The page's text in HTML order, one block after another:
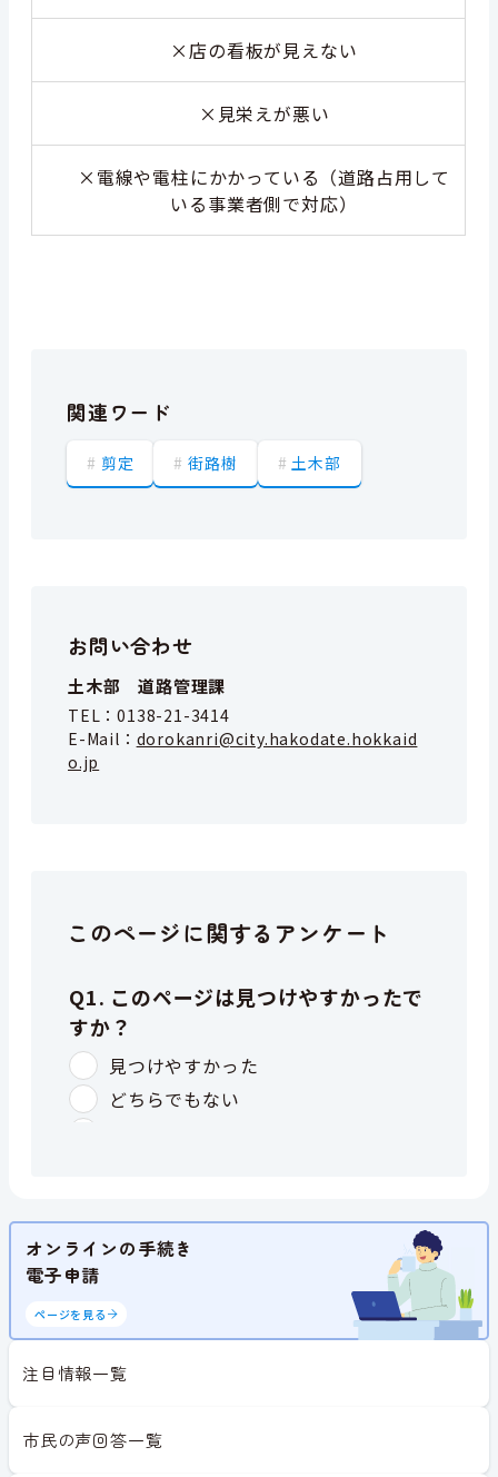
×店の看板が見えない
× 見栄えが悪い
× 電線や電柱にかかっている（道路占用して
いる事業者側で対応）
関連ワード
剪定 街路樹 土木部
お問い合わせ
土木部 道路管理課
TEL：0138-21-3414
E-Mail： dorokanri@city.hakodate.hokkaid
o.jp
このページに関するアンケート
オンラインの手続き
電子申請
ページを見る
注目情報一覧
市民の声回答一覧